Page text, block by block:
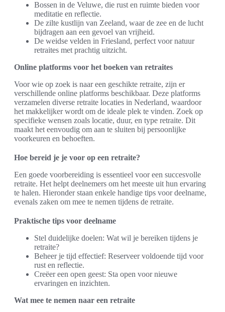
Bossen in de Veluwe, die rust en ruimte bieden voor
meditatie en reflectie.
De zilte kustlijn van Zeeland, waar de zee en de lucht
bijdragen aan een gevoel van vrijheid.
De weidse velden in Friesland, perfect voor natuur
retraites met prachtig uitzicht.
Online platforms voor het boeken van retraites
Voor wie op zoek is naar een geschikte retraite, zijn er
verschillende online platforms beschikbaar. Deze platforms
verzamelen diverse retraite locaties in Nederland, waardoor
het makkelijker wordt om de ideale plek te vinden. Zoek op
specifieke wensen zoals locatie, duur, en type retraite. Dit
maakt het eenvoudig om aan te sluiten bij persoonlijke
voorkeuren en behoeften.
Hoe bereid je je voor op een retraite?
Een goede voorbereiding is essentieel voor een succesvolle
retraite. Het helpt deelnemers om het meeste uit hun ervaring
te halen. Hieronder staan enkele handige tips voor deelname,
evenals zaken om mee te nemen tijdens de retraite.
Praktische tips voor deelname
Stel duidelijke doelen: Wat wil je bereiken tijdens je
retraite?
Beheer je tijd effectief: Reserveer voldoende tijd voor
rust en reflectie.
Creëer een open geest: Sta open voor nieuwe
ervaringen en inzichten.
Wat mee te nemen naar een retraite